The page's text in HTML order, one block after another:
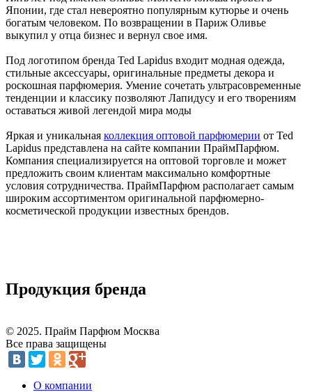
Японии, где стал невероятно популярным кутюрье и очень
богатым человеком. По возвращении в Париж Оливье
выкупил у отца бизнес и вернул свое имя.
Под логотипом бренда Ted Lapidus входит модная одежда,
стильные аксессуары, оригинальные предметы декора и
роскошная парфюмерия. Умение сочетать ультрасовременные
тенденции и классику позволяют Лапидусу и его творениям
оставаться живой легендой мира моды
Яркая и уникальная коллекция оптовой парфюмерии от Ted
Lapidus представлена на сайте компании ПраймПарфюм.
Компания специализируется на оптовой торговле и может
предложить своим клиентам максимально комфортные
условия сотрудничества. ПраймПарфюм располагает самым
широким ассортиментом оригинальной парфюмерно-
косметической продукции известных брендов.
Продукция бренда
© 2025. Прайм Парфюм Москва
Все права защищены
О компании